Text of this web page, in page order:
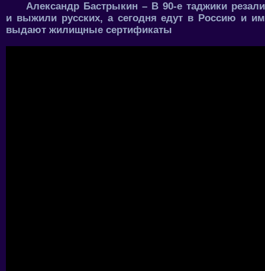
Александр Бастрыкин – В 90-е таджики резали
и выжили русских, а сегодня едут в Россию и им
выдают жилищные сертификаты